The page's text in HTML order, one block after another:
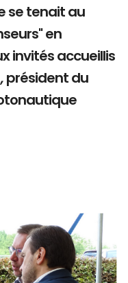
se tenait au
en
invités accueillis
président du